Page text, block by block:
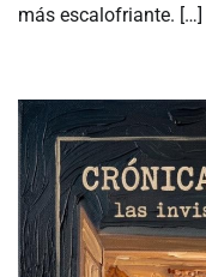
más escalofriante. […]